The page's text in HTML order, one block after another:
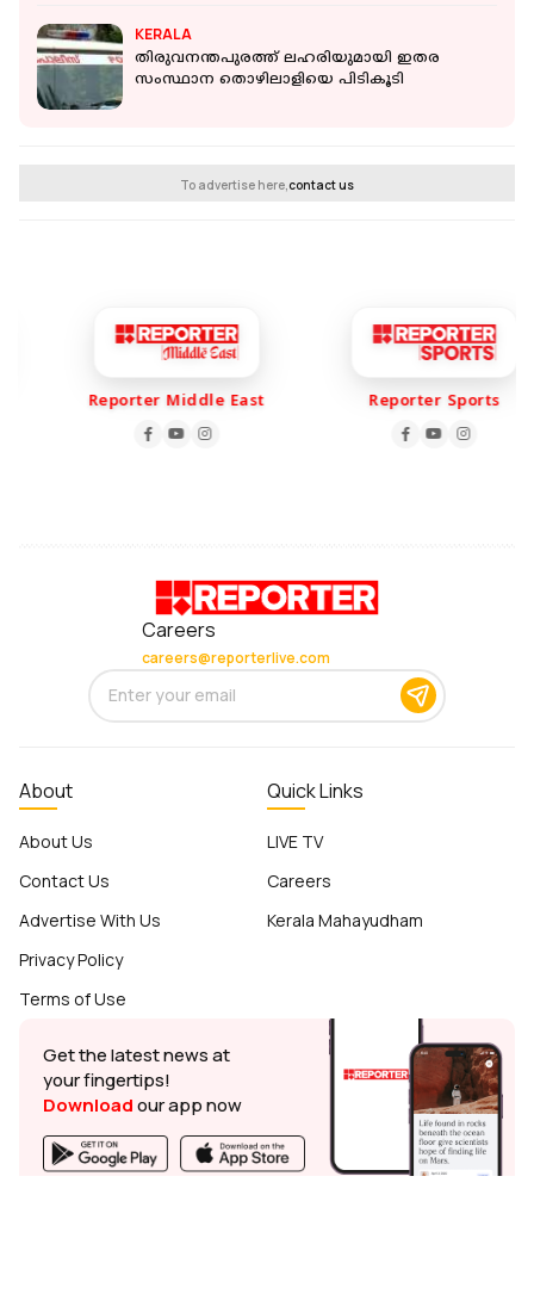
KERALA
തിരുവനന്തപുരത്ത് ലഹരിയുമായി ഇതര
സംസ്ഥാന തൊഴിലാളിയെ പിടികൂടി
To advertise here,contact us
Reporter Middle East Reporter Sports
Careers
careers@reporterlive.com
About
About Us
Contact Us
Advertise With Us
Privacy Policy
Terms of Use
Quick Links
LIVE TV
Careers
Kerala Mahayudham
Get the latest news at
your fingertips!
Downloadour app now